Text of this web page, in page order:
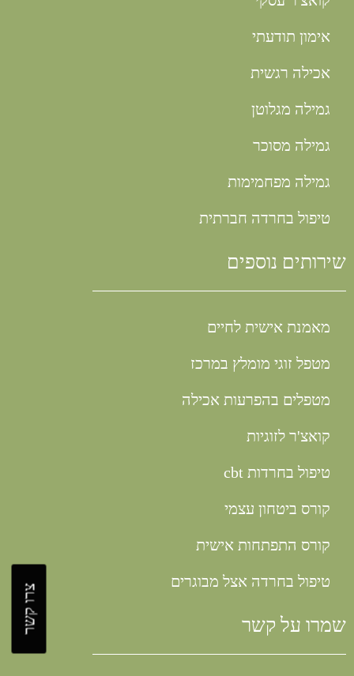
צרו קשר
אימון תודעתי
אכילה רגשית
גמילה מגלוטן
גמילה מסוכר
גמילה מפחמימות
טיפול בחרדה חברתית
שירותים נוספים
מאמנת אישית לחיים
מטפל זוגי מומלץ במרכז
מטפלים בהפרעות אכילה
קואצ'ר לזוגיות
טיפול בחרדות cbt
קורס ביטחון עצמי
קורס התפתחות אישית
טיפול בחרדה אצל מבוגרים
שמרו על קשר